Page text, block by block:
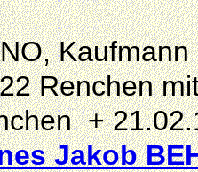
Kaufmann
Renchen
+
Jakob